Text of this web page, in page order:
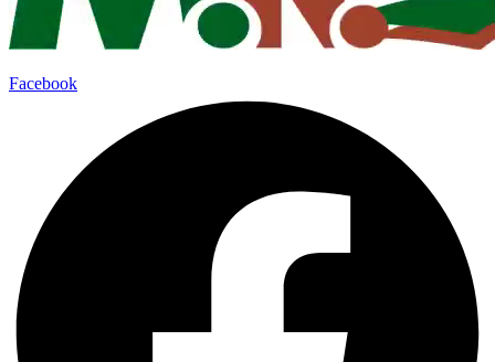
Facebook